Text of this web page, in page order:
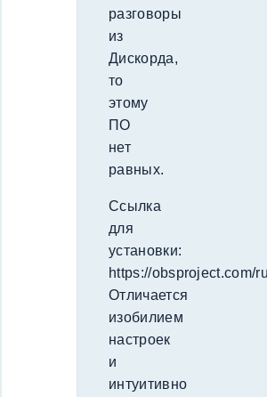
разговоры
из
Дискорда,
то
этому
ПО
нет
равных.
Ссылка
для
установки:
https://obsproject.com/
Отличается
изобилием
настроек
и
интуитивно